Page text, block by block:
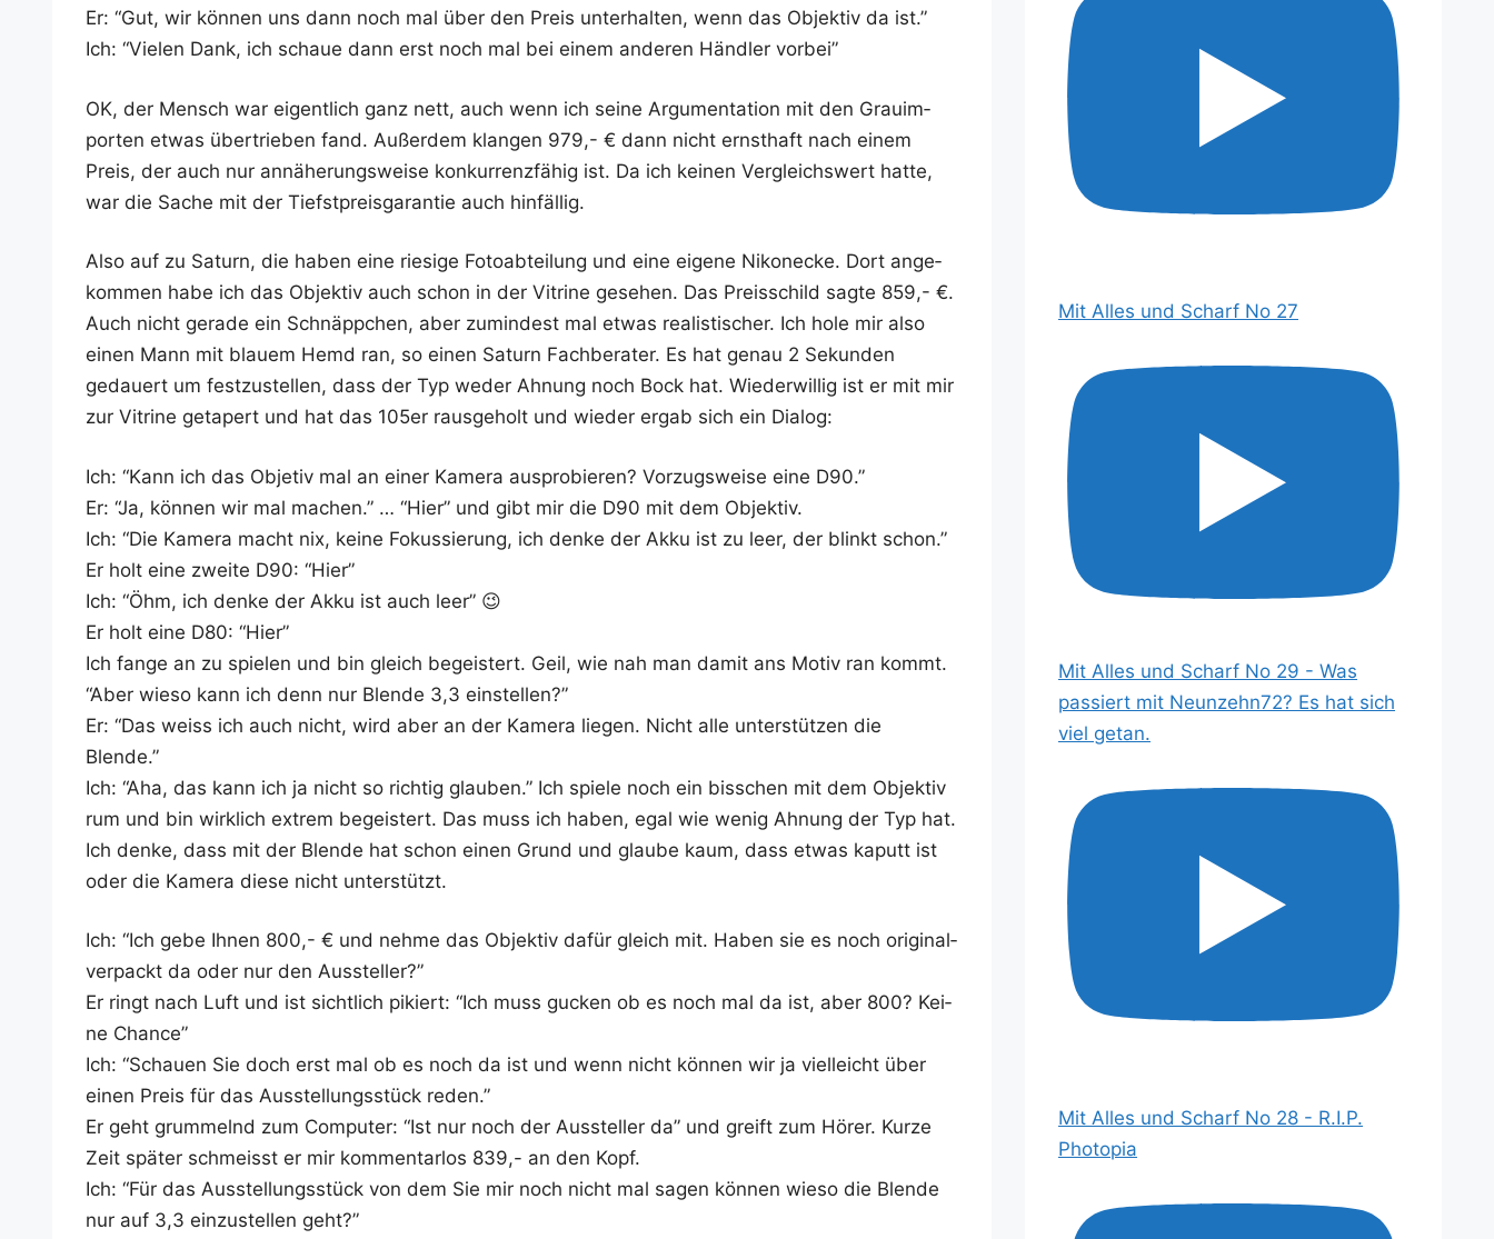
Er: “Gut, wir kön­nen uns dann noch mal über den Preis unter­hal­ten, wenn das Objek­tiv da ist.”
Ich: “Vie­len Dank, ich schaue dann erst noch mal bei einem ande­ren Händ­ler vorbei”
OK, der Mensch war eigent­lich ganz nett, auch wenn ich sei­ne Argu­men­ta­ti­on mit den Grau­im­
por­ten etwas über­trie­ben fand. Außer­dem klan­gen 979,- € dann nicht ernst­haft nach einem
Preis, der auch nur annä­he­rungs­wei­se kon­kur­renz­fä­hig ist. Da ich kei­nen Ver­gleichs­wert hat­te,
war die Sache mit der Tiefst­preis­ga­ran­tie auch hinfällig.
Also auf zu Saturn, die haben eine rie­si­ge Foto­ab­tei­lung und eine eige­ne Nikon­ecke. Dort ange­
kom­men habe ich das Objek­tiv auch schon in der Vitri­ne gese­hen. Das Preis­schild sag­te 859,- €.
Auch nicht gera­de ein Schnäpp­chen, aber zumin­dest mal etwas rea­lis­ti­scher. Ich hole mir also
einen Mann mit blau­em Hemd ran, so einen Saturn Fach­be­ra­ter. Es hat genau 2 Sekun­den
gedau­ert um fest­zu­stel­len, dass der Typ weder Ahnung noch Bock hat. Wie­der­wil­lig ist er mit mir
zur Vitri­ne geta­pert und hat das 105er raus­ge­holt und wie­der ergab sich ein Dialog:
Ich: “Kann ich das Obje­tiv mal an einer Kame­ra aus­pro­bie­ren? Vor­zugs­wei­se eine D90.”
Er: “Ja, kön­nen wir mal machen.” … “Hier” und gibt mir die D90 mit dem Objektiv.
Ich: “Die Kame­ra macht nix, kei­ne Fokus­sie­rung, ich den­ke der Akku ist zu leer, der blinkt schon.”
Er holt eine zwei­te D90: “Hier”
Ich: “Öhm, ich den­ke der Akku ist auch leer” 😉
Er holt eine D80: “Hier”
Ich fan­ge an zu spie­len und bin gleich begeis­tert. Geil, wie nah man damit ans Motiv ran kommt.
“Aber wie­so kann ich denn nur Blen­de 3,3 einstellen?”
Er: “Das weiss ich auch nicht, wird aber an der Kame­ra lie­gen. Nicht alle unter­stüt­zen die
Blende.”
Ich: “Aha, das kann ich ja nicht so rich­tig glau­ben.” Ich spie­le noch ein biss­chen mit dem Objek­tiv
rum und bin wirk­lich extrem begeis­tert. Das muss ich haben, egal wie wenig Ahnung der Typ hat.
Ich den­ke, dass mit der Blen­de hat schon einen Grund und glau­be kaum, dass etwas kaputt ist
oder die Kame­ra die­se nicht unterstützt.
Ich: “Ich gebe Ihnen 800,- € und neh­me das Objek­tiv dafür gleich mit. Haben sie es noch ori­gi­nal­
ver­packt da oder nur den Aussteller?”
Er ringt nach Luft und ist sicht­lich pikiert: “Ich muss gucken ob es noch mal da ist, aber 800? Kei­
ne Chance”
Ich: “Schau­en Sie doch erst mal ob es noch da ist und wenn nicht kön­nen wir ja viel­leicht über
einen Preis für das Aus­stel­lungs­stück reden.”
Er geht grum­melnd zum Com­pu­ter: “Ist nur noch der Aus­stel­ler da” und greift zum Hörer. Kur­ze
Zeit spä­ter schmeisst er mir kom­men­tar­los 839,- an den Kopf.
Ich: “Für das Aus­stel­lungs­stück von dem Sie mir noch nicht mal sagen kön­nen wie­so die Blen­de
nur auf 3,3 ein­zu­stel­len geht?”
Mit Alles und Scharf No 27
Mit Alles und Scharf No 29 - Was
passiert mit Neunzehn72? Es hat sich
viel getan.
Mit Alles und Scharf No 28 - R.I.P.
Photopia